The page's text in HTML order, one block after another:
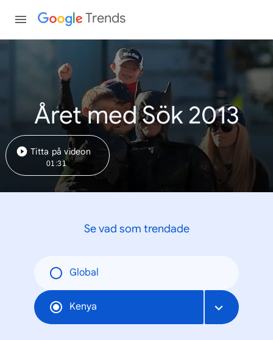
Trends
Året med Sök 2013
Titta på videon
01:31
Se vad som trendade
Global
Kenya